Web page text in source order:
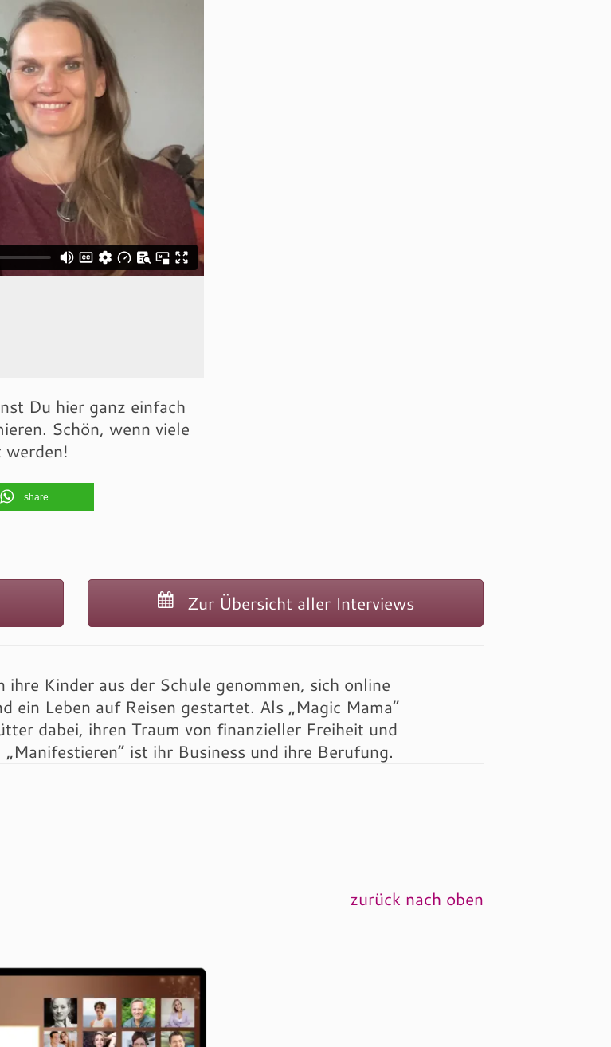
Du hier ganz einfach
Schön, wenn viele
werden!
share
Zur Übersicht aller Interviews
ihre Kinder aus der Schule genommen, sich online
ein Leben auf Reisen gestartet. Als „Magic Mama“
dabei, ihren Traum von finanzieller Freiheit und
ist ihr Business und ihre Berufung.
zurück nach oben